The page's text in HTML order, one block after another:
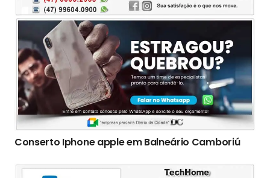
Conserto Iphone apple em Balneário Camboriú